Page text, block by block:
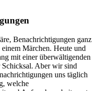
Benachrichtigungen ganz
Märchen. Heute und
mit einer überwältigenden
Aber wir sind
uns täglich
welche